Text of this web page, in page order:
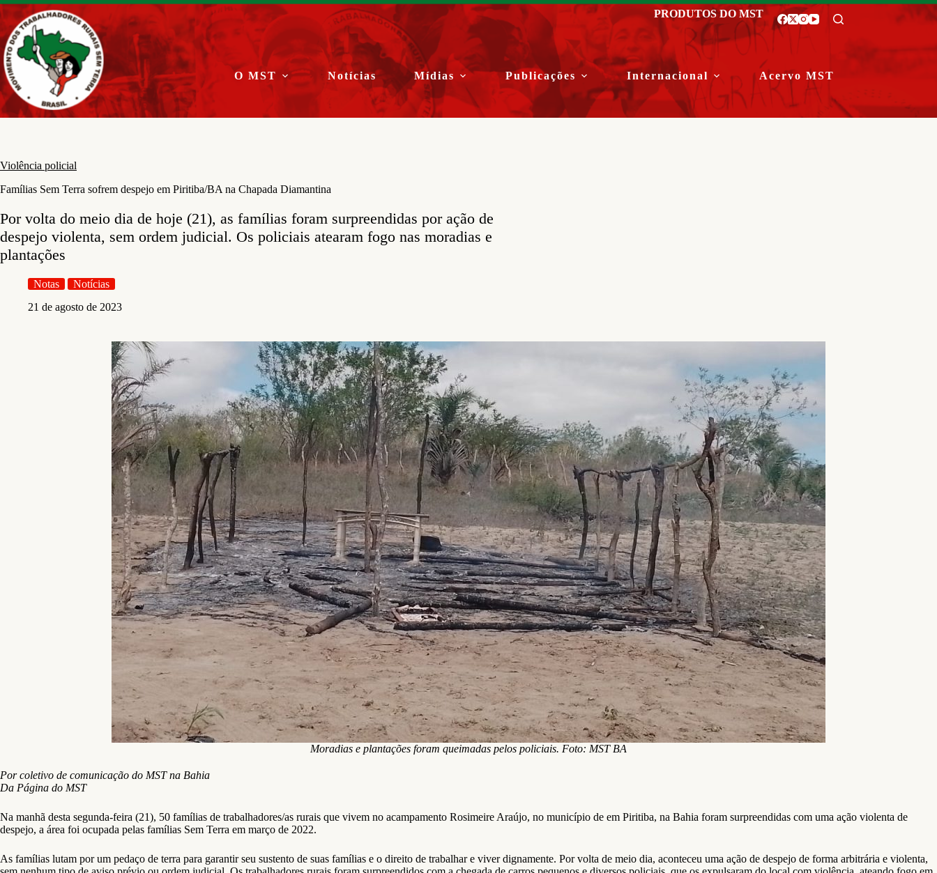
Pular
para
o
conteúdo
PRODUTOS DO MST
O MST Notícias Mídias Publicações Internacional Acervo MST
Violência policial
Famílias Sem Terra sofrem despejo em Piritiba/BA na Chapada Diamantina
Por volta do meio dia de hoje (21), as famílias foram surpreendidas por ação de
despejo violenta, sem ordem judicial. Os policiais atearam fogo nas moradias e
plantações
Notas
Notícias
21 de agosto de 2023
Moradias e plantações foram queimadas pelos policiais. Foto: MST BA
Por coletivo de comunicação do MST na Bahia
Da Página do MST
Na manhã desta segunda-feira (21), 50 famílias de trabalhadores/as rurais que vivem no acampamento Rosimeire Araújo, no município de em Piritiba, na Bahia foram surpreendidas com uma ação violenta de
despejo, a área foi ocupada pelas famílias Sem Terra em março de 2022.
As famílias lutam por um pedaço de terra para garantir seu sustento de suas famílias e o direito de trabalhar e viver dignamente. Por volta de meio dia, aconteceu uma ação de despejo de forma arbitrária e violenta,